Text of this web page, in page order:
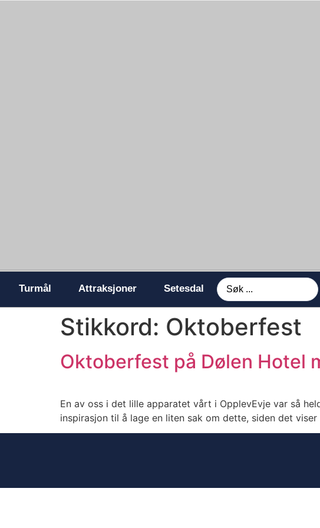
Turmål Attraksjoner Setesdal
Stikkord: Oktoberfest
Oktoberfest på Dølen Hotel
En av oss i det lille apparatet vårt i OpplevEvje var så
inspirasjon til å lage en liten sak om dette, siden det